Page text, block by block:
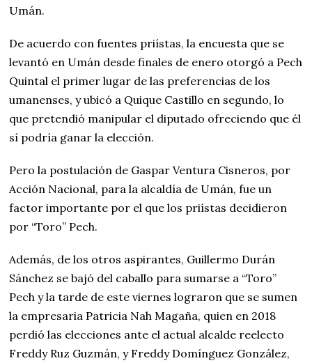
Umán.
De acuerdo con fuentes priístas, la encuesta que se
levantó en Umán desde finales de enero otorgó a Pech
Quintal el primer lugar de las preferencias de los
umanenses, y ubicó a Quique Castillo en segundo, lo
que pretendió manipular el diputado ofreciendo que él
sí podría ganar la elección.
Pero la postulación de Gaspar Ventura Cisneros, por
Acción Nacional, para la alcaldía de Umán, fue un
factor importante por el que los priístas decidieron
por “Toro” Pech.
Además, de los otros aspirantes, Guillermo Durán
Sánchez se bajó del caballo para sumarse a “Toro”
Pech y la tarde de este viernes lograron que se sumen
la empresaria Patricia Nah Magaña, quien en 2018
perdió las elecciones ante el actual alcalde reelecto
Freddy Ruz Guzmán, y Freddy Domínguez González,